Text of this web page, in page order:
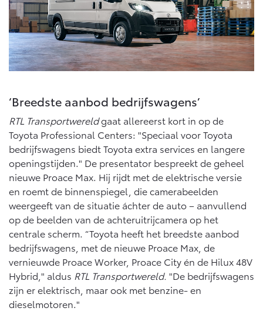
‘Breedste aanbod bedrijfswagens’
RTL Transportwereldgaat allereerst kort in op de
Toyota Professional Centers: "Speciaal voor Toyota
bedrijfswagens biedt Toyota extra services en langere
openingstijden." De presentator bespreekt de geheel
nieuwe Proace Max. Hij rijdt met de elektrische versie
en roemt de binnenspiegel, die camerabeelden
weergeeft van de situatie áchter de auto – aanvullend
op de beelden van de achteruitrijcamera op het
centrale scherm. “Toyota heeft het breedste aanbod
bedrijfswagens, met de nieuwe Proace Max, de
vernieuwde Proace Worker, Proace City én de Hilux 48V
Hybrid," aldus RTL Transportwereld. "De bedrijfswagens
zijn er elektrisch, maar ook met benzine- en
dieselmotoren."